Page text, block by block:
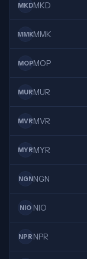
MKDMKD
MMKMMK
MOPMOP
MURMUR
MVRMVR
MYRMYR
NGNNGN
NIO NIO
NPR NPR